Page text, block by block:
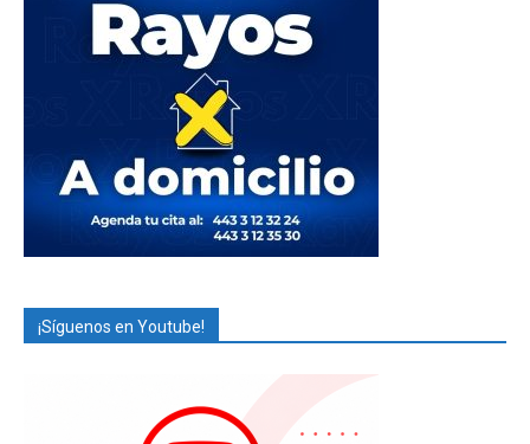
¡Síguenos en Youtube!